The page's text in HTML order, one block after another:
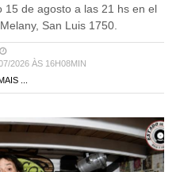
San Luis 1750.
2026 ÀS 16H08MIN
...